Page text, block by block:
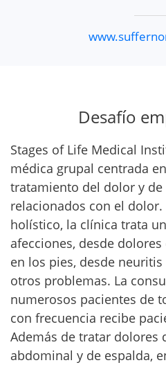
Desafío
Stages of Life Medical
médica grupal centrada
tratamiento del dolor y
relacionados con el
holístico, la clínica trata
afecciones, desde
en los pies, desde
otros problemas. La
numerosos pacientes de
con frecuencia recibe
Además de tratar dolores
abdominal y de espalda,